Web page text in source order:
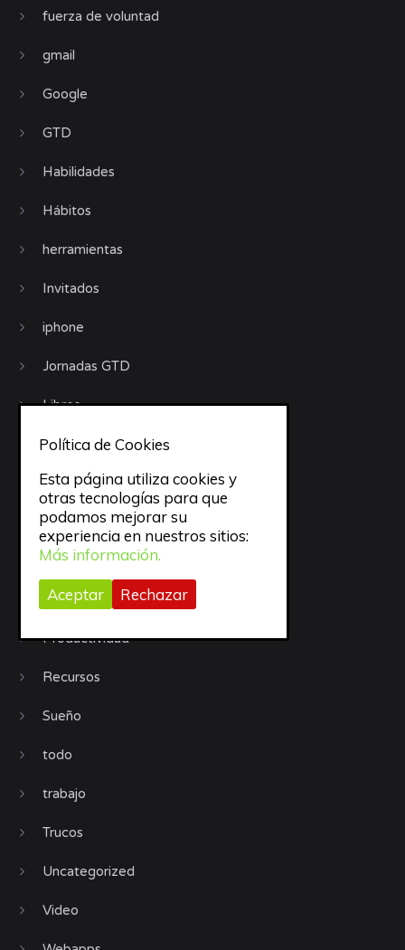
fuerza de voluntad
gmail
Google
GTD
Habilidades
Hábitos
herramientas
Invitados
iphone
Jornadas GTD
Libros
Motivación
Móviles
objetivos
Organización
Procrastinación
Productividad
Recursos
Sueño
todo
trabajo
Trucos
Uncategorized
Video
Política de Cookies
Esta página utiliza cookies y
otras tecnologías para que
podamos mejorar su
experiencia en nuestros sitios:
Más información.
Aceptar Rechazar